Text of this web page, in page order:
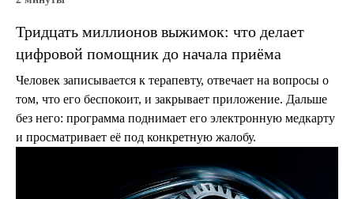
Тридцать миллионов выжимок: что делает
цифровой помощник до начала приёма
Человек записывается к терапевту, отвечает на вопросы о
том, что его беспокоит, и закрывает приложение. Дальше
без него: программа поднимает его электронную медкарту
и просматривает её под конкретную жалобу.